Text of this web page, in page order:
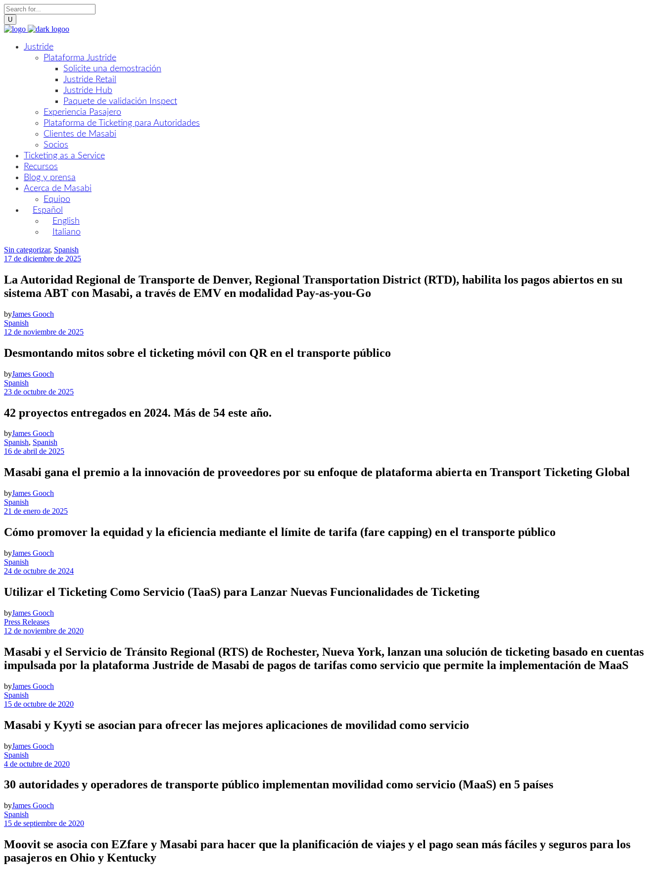
Justride
Plataforma Justride
Solicite una demostración
Justride Retail
Justride Hub
Paquete de validación Inspect
Experiencia Pasajero
Plataforma de Ticketing para Autoridades
Clientes de Masabi
Socios
Ticketing as a Service
Recursos
Blog y prensa
Acerca de Masabi
Equipo
Español
English
Italiano
Sin categorizar, Spanish
17 de diciembre de 2025
La Autoridad Regional de Transporte de Denver, Regional Transportation District (RTD), habilita los pagos abiertos en su
sistema ABT con Masabi, a través de EMV en modalidad Pay-as-you-Go
byJames Gooch
Spanish
12 de noviembre de 2025
Desmontando mitos sobre el ticketing móvil con QR en el transporte público
byJames Gooch
Spanish
23 de octubre de 2025
42 proyectos entregados en 2024. Más de 54 este año.
byJames Gooch
Spanish, Spanish
16 de abril de 2025
Masabi gana el premio a la innovación de proveedores por su enfoque de plataforma abierta en Transport Ticketing Global
byJames Gooch
Spanish
21 de enero de 2025
Cómo promover la equidad y la eficiencia mediante el límite de tarifa (fare capping) en el transporte público
byJames Gooch
Spanish
24 de octubre de 2024
Utilizar el Ticketing Como Servicio (TaaS) para Lanzar Nuevas Funcionalidades de Ticketing
byJames Gooch
Press Releases
12 de noviembre de 2020
Masabi y el Servicio de Tránsito Regional (RTS) de Rochester, Nueva York, lanzan una solución de ticketing basado en cuentas
impulsada por la plataforma Justride de Masabi de pagos de tarifas como servicio que permite la implementación de MaaS
byJames Gooch
Spanish
15 de octubre de 2020
Masabi y Kyyti se asocian para ofrecer las mejores aplicaciones de movilidad como servicio
byJames Gooch
Spanish
4 de octubre de 2020
30 autoridades y operadores de transporte público implementan movilidad como servicio (MaaS) en 5 países
byJames Gooch
Spanish
15 de septiembre de 2020
Moovit se asocia con EZfare y Masabi para hacer que la planificación de viajes y el pago sean más fáciles y seguros para los
pasajeros en Ohio y Kentucky